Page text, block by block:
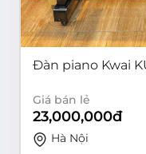
Đàn piano Kwai
Giá bán lẻ
23,000,000đ
Hà Nội